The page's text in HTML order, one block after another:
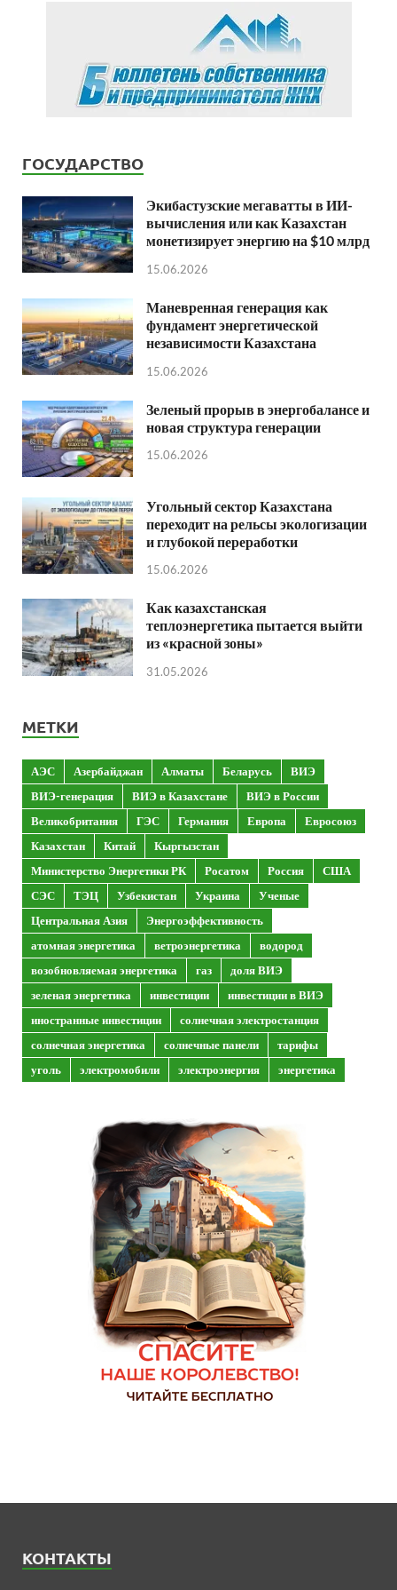
ГОСУДАРСТВО
Экибастузские мегаватты в ИИ-
вычисления или как Казахстан
монетизирует энергию на $10 млрд
15.06.2026
Маневренная генерация как
фундамент энергетической
независимости Казахстана
15.06.2026
Зеленый прорыв в энергобалансе и
новая структура генерации
15.06.2026
Угольный сектор Казахстана
переходит на рельсы экологизации
и глубокой переработки
15.06.2026
Как казахстанская
теплоэнергетика пытается выйти
из «красной зоны»
31.05.2026
МЕТКИ
АЭС Азербайджан Алматы Беларусь
ВИЭ
ВИЭ-генерация
ВИЭ в Казахстане
ВИЭ в России
Великобритания
ГЭС Германия Европа
Евросоюз
Казахстан
Китай
Кыргызстан
Министерство Энергетики РК
Росатом Россия
США
СЭС
ТЭЦ Узбекистан Украина
Ученые
Центральная Азия
Энергоэффективность
атомная энергетика
ветроэнергетика
водород
возобновляемая энергетика
газ
доля ВИЭ
зеленая энергетика
инвестиции
инвестиции в ВИЭ
иностранные инвестиции
солнечная электростанция
солнечная энергетика
солнечные панели
тарифы
уголь
электромобили электроэнергия энергетика
КОНТАКТЫ